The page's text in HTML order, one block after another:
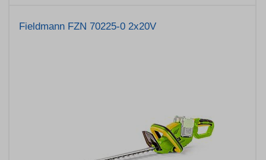
Fieldmann FZN 70225-0 2x20V